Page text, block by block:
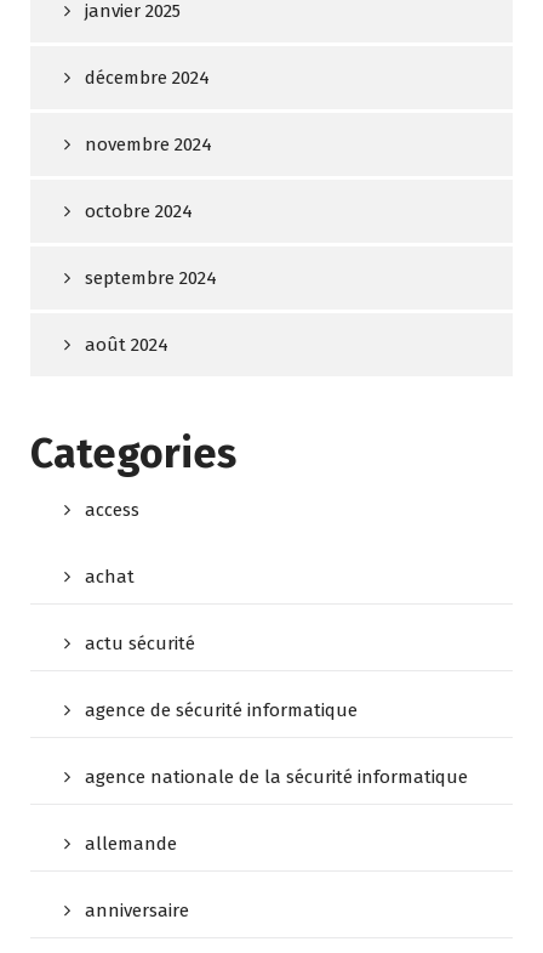
janvier 2025
décembre 2024
novembre 2024
octobre 2024
septembre 2024
août 2024
Categories
access
achat
actu sécurité
agence de sécurité informatique
agence nationale de la sécurité informatique
allemande
anniversaire